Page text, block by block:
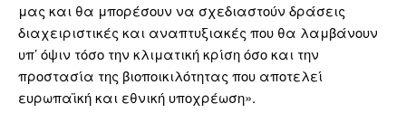
μας και θα μπορέσουν να σχεδιαστούν δράσεις
διαχειριστικές και αναπτυξιακές που θα λαμβάνουν
υπ’ όψιν τόσο την κλιματική κρίση όσο και την
προστασία της βιοποικιλότητας που αποτελεί
ευρωπαϊκή και εθνική υποχρέωση».